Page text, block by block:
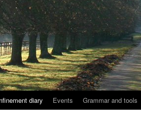
diary Events Grammar and tools